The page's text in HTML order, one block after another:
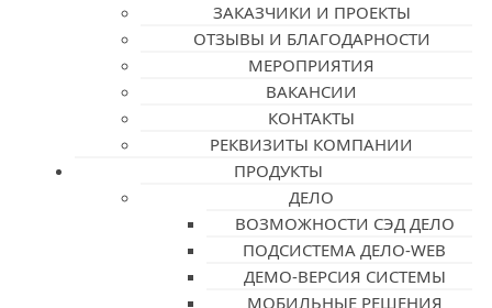
ЗАКАЗЧИКИ И ПРОЕКТЫ
ОТЗЫВЫ И БЛАГОДАРНОСТИ
МЕРОПРИЯТИЯ
ВАКАНСИИ
КОНТАКТЫ
РЕКВИЗИТЫ КОМПАНИИ
ПРОДУКТЫ
ДЕЛО
ВОЗМОЖНОСТИ СЭД ДЕЛО
ПОДСИСТЕМА ДЕЛО-WEB
ДЕМО-ВЕРСИЯ СИСТЕМЫ
МОБИЛЬНЫЕ РЕШЕНИЯ